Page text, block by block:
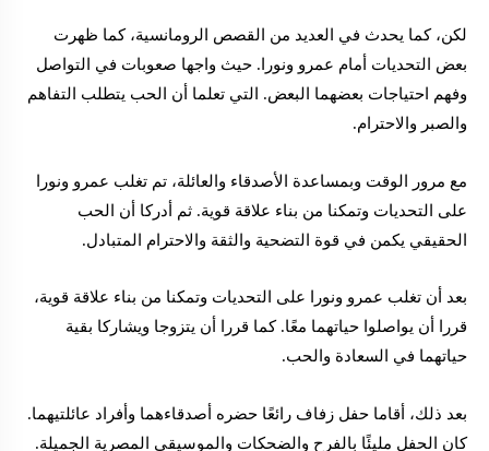
لكن، كما يحدث في العديد من القصص الرومانسية، كما ظهرت
بعض التحديات أمام عمرو ونورا. حيث واجها صعوبات في التواصل
وفهم احتياجات بعضهما البعض. التي تعلما أن الحب يتطلب التفاهم
والصبر والاحترام.
مع مرور الوقت وبمساعدة الأصدقاء والعائلة، تم تغلب عمرو ونورا
على التحديات وتمكنا من بناء علاقة قوية. ثم أدركا أن الحب
الحقيقي يكمن في قوة التضحية والثقة والاحترام المتبادل.
بعد أن تغلب عمرو ونورا على التحديات وتمكنا من بناء علاقة قوية،
قررا أن يواصلوا حياتهما معًا. كما قررا أن يتزوجا ويشاركا بقية
حياتهما في السعادة والحب.
بعد ذلك، أقاما حفل زفاف رائعًا حضره أصدقاءهما وأفراد عائلتيهما.
كان الحفل مليئًا بالفرح والضحكات والموسيقى المصرية الجميلة.